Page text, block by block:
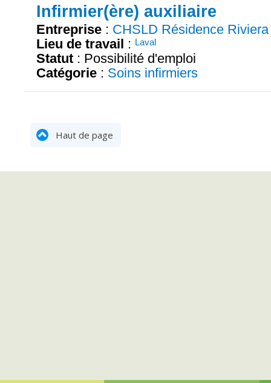
Infirmier(ère) auxiliaire
Entreprise : CHSLD Résidence Riviera
Lieu de travail : Laval
Statut : Possibilité d'emploi
Catégorie : Soins infirmiers
Haut de page